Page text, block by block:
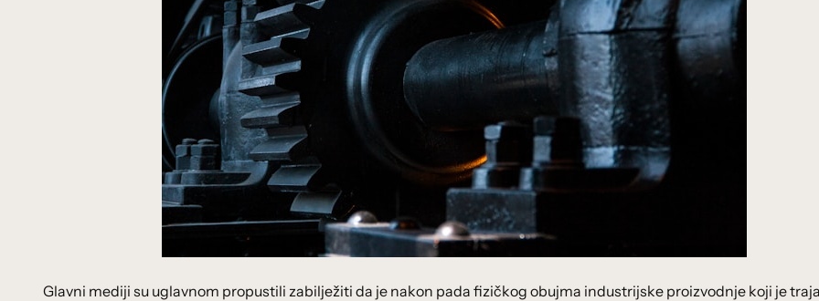
Glavni mediji su uglavnom propustili zabilježiti da je nakon pada fizičkog obujma industrijske proizvodnje koji je